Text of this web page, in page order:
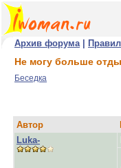
Архив форума|
Не могу больше
Беседка
Автор
Luka-